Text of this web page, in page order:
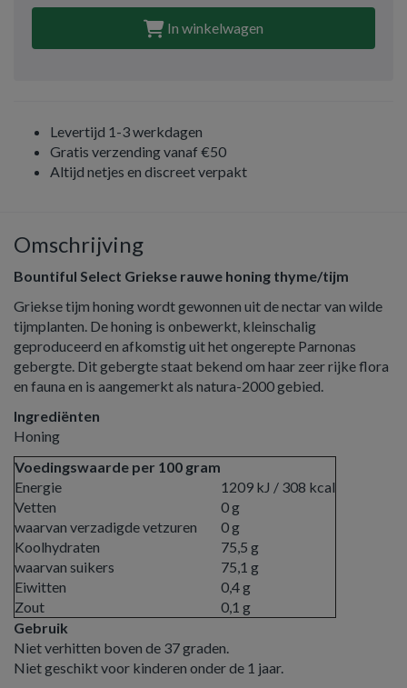
In winkelwagen
Levertijd 1-3 werkdagen
Gratis verzending vanaf €50
Altijd netjes en discreet verpakt
Omschrijving
Bountiful Select Griekse rauwe honing thyme/tijm
Griekse tijm honing wordt gewonnen uit de nectar van wilde
tijmplanten. De honing is onbewerkt, kleinschalig
geproduceerd en afkomstig uit het ongerepte Parnonas
gebergte. Dit gebergte staat bekend om haar zeer rijke flora
en fauna en is aangemerkt als natura-2000 gebied.
Ingrediënten
Honing
Voedingswaarde per 100 gram
Energie
1209 kJ / 308 kcal
Vetten
0 g
waarvan verzadigde vetzuren
0 g
Koolhydraten
75,5 g
waarvan suikers
75,1 g
Eiwitten
0,4 g
Zout
0,1 g
Gebruik
Niet verhitten boven de 37 graden.
Niet geschikt voor kinderen onder de 1 jaar.